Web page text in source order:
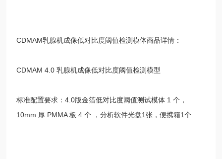
CDMAM乳腺机成像低对比度阈值检测模体商品详情：
CDMAM 4.0 乳腺机成像低对比度阈值检测模型
标准配置要求：4.0版金箔低对比度阈值测试模体 1 个，
10mm 厚 PMMA 板 4 个 ，分析软件光盘1张，便携箱1个